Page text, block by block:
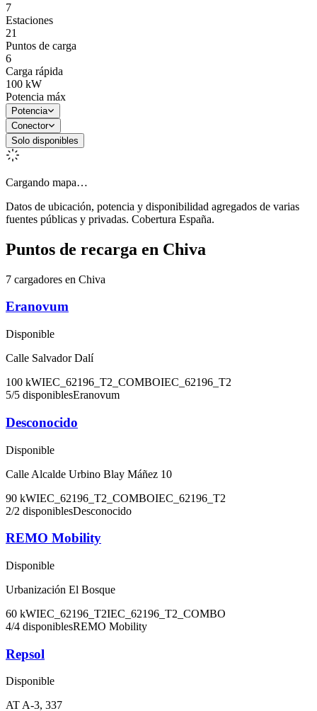
7
Estaciones
21
Puntos de carga
6
Carga rápida
100 kW
Potencia máx
Potencia
Conector
Solo disponibles
Cargando mapa…
Datos de ubicación, potencia y disponibilidad agregados de varias
fuentes públicas y privadas. Cobertura España.
Puntos de recarga en Chiva
7 cargadores en Chiva
Eranovum
Disponible
Calle Salvador Dalí
100 kWIEC_62196_T2_COMBOIEC_62196_T2
5/5 disponiblesEranovum
Desconocido
Disponible
Calle Alcalde Urbino Blay Máñez 10
90 kWIEC_62196_T2_COMBOIEC_62196_T2
2/2 disponiblesDesconocido
REMO Mobility
Disponible
Urbanización El Bosque
60 kWIEC_62196_T2IEC_62196_T2_COMBO
4/4 disponiblesREMO Mobility
Repsol
Disponible
AT A-3, 337